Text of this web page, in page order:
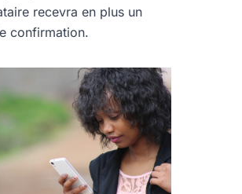
recevra en plus un
confirmation.